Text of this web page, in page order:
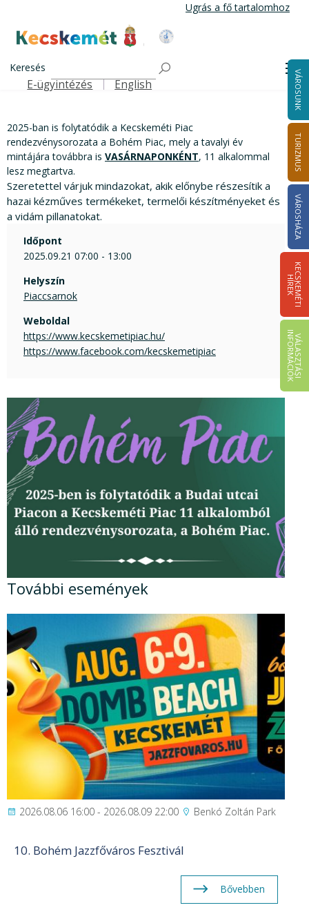
Ugrás a fő tartalomhoz
Kecskemét Város Honlapja
Keresés
Felső navigáció
E-ügyintézés English VÁROSUNK
TURIZMUS
VÁROSHÁZA
K
E
C
S
K
E
M
É
T
I
HÍ
R
E
K
V
Á
L
A
S
Z
T
Á
S
I
IN
F
O
R
M
Á
C
I
Ó
K
Bohém Piac
2025-ban is folytatódik a Kecskeméti Piac
rendezvénysorozata a Bohém Piac, mely a tavalyi év
mintájára továbbra is VASÁRNAPONKÉNT, 11 alkalommal
lesz megtartva.
Szeretettel várjuk mindazokat, akik előnybe részesítik a
hazai kézműves termékeket, termelői készítményeket és
a vidám pillanatokat.
Időpont
2025.09.21 07:00 - 13:00
Helyszín
Piaccsarnok
Weboldal
https://www.kecskemetipiac.hu/
https://www.facebook.com/kecskemetipiac
További események
2026.08.06 16:00 - 2026.08.09 22:00 Benkó Zoltán Park
10. Bohém Jazzfőváros Fesztivál
Bővebben